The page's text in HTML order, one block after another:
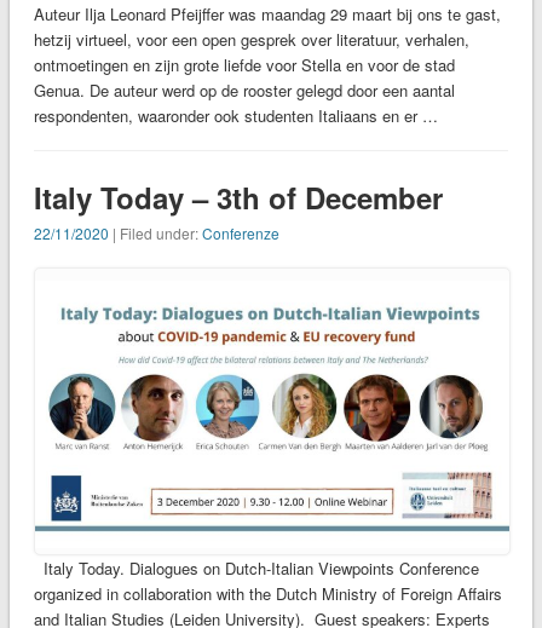
Auteur Ilja Leonard Pfeijffer was maandag 29 maart bij ons te gast,
hetzij virtueel, voor een open gesprek over literatuur, verhalen,
ontmoetingen en zijn grote liefde voor Stella en voor de stad
Genua. De auteur werd op de rooster gelegd door een aantal
respondenten, waaronder ook studenten Italiaans en er …
Italy Today – 3th of December
22/11/2020 | Filed under:Conferenze
Italy Today. Dialogues on Dutch-Italian Viewpoints Conference
organized in collaboration with the Dutch Ministry of Foreign Affairs
and Italian Studies (Leiden University). Guest speakers: Experts